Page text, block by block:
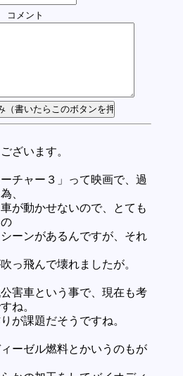
コメント
ざいます。
チャー３」って映画で、過
、
が動かせないので、とても
ーンがあるんですが、それ
っ飛んで壊れましたが。
害車という事で、現在も考
ね。
が課題だそうですね。
ーゼル燃料とかいうのもが